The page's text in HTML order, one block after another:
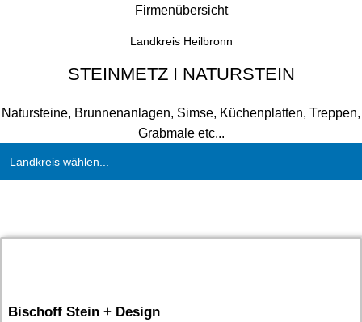
Firmenübersicht
Landkreis Heilbronn
STEINMETZ I NATURSTEIN
Natursteine, Brunnenanlagen, Simse, Küchenplatten, Treppen,
Grabmale etc...
Landkreis wählen...
Bischoff Stein + Design